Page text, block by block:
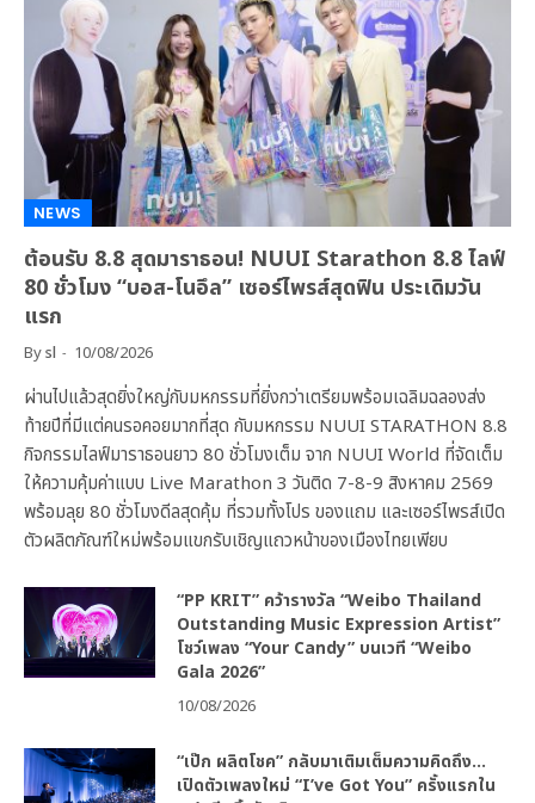
NEWS
ต้อนรับ 8.8 สุดมาราธอน! NUUI Starathon 8.8 ไลฟ์
80 ชั่วโมง “บอส-โนอึล” เซอร์ไพรส์สุดฟิน ประเดิมวัน
แรก
Bysl 10/08/2026
ผ่านไปแล้วสุดยิ่งใหญ่กับมหกรรมที่ยิ่งกว่าเตรียมพร้อมเฉลิมฉลองส่ง
ท้ายปีที่มีแต่คนรอคอยมากที่สุด กับมหกรรม NUUI STARATHON 8.8
กิจกรรมไลฟ์มาราธอนยาว 80 ชั่วโมงเต็ม จาก NUUI World ที่จัดเต็ม
ให้ความคุ้มค่าแบบ Live Marathon 3 วันติด 7-8-9 สิงหาคม 2569
พร้อมลุย 80 ชั่วโมงดีลสุดคุ้ม ที่รวมทั้งโปร ของแถม และเซอร์ไพรส์เปิด
ตัวผลิตภัณฑ์ใหม่พร้อมแขกรับเชิญแถวหน้าของเมืองไทยเพียบ
“PP KRIT” คว้ารางวัล “Weibo Thailand
Outstanding Music Expression Artist”
โชว์เพลง “Your Candy” บนเวที “Weibo
Gala 2026”
10/08/2026
“เป๊ก ผลิตโชค” กลับมาเติมเต็มความคิดถึง…
เปิดตัวเพลงใหม่ “I’ve Got You” ครั้งแรกใน